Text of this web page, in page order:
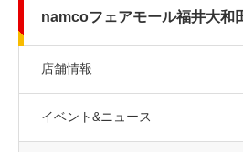
namcoフェアモール福井大
店舗情報
イベント&ニュース